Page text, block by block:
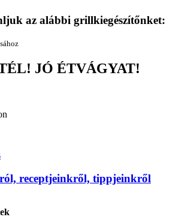
az alábbi grillkiegészítőnket:
JÓ ÉTVÁGYAT!
receptjeinkről, tippjeinkről